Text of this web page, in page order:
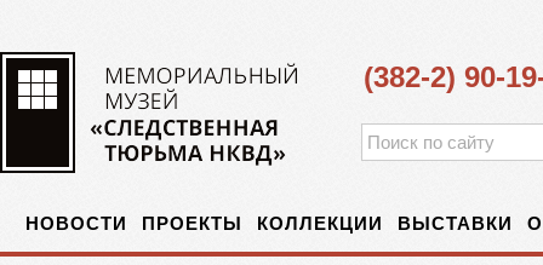
(382-2) 90-
НОВОСТИ ПРОЕКТЫ КОЛЛЕКЦИИ ВЫСТАВКИ